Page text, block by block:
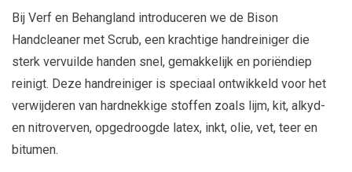
Bij Verf en Behangland introduceren we de Bison
Handcleaner met Scrub, een krachtige handreiniger die
sterk vervuilde handen snel, gemakkelijk en poriëndiep
reinigt. Deze handreiniger is speciaal ontwikkeld voor het
verwijderen van hardnekkige stoffen zoals lijm, kit, alkyd-
en nitroverven, opgedroogde latex, inkt, olie, vet, teer en
bitumen.